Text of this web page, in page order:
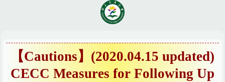
要
區
【Cautions】(2020.04.15 updated)
CECC Measures for Following Up